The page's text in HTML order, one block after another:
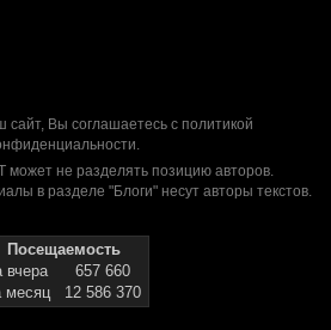
сайт, Вы соглашаетесь с политикой
.
может не разделять позицию авторов.
в разделе "Блоги" несут авторы текстов.
Посещаемость
вчера
657 660
месяц
12 586 370